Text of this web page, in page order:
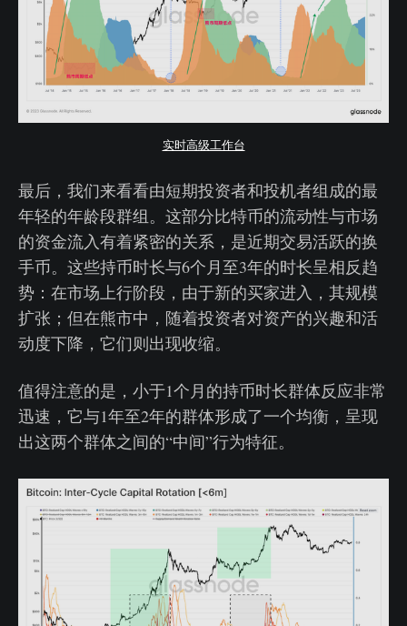
实时高级工作台
最后，我们来看看由短期投资者和投机者组成的最
年轻的年龄段群组。这部分比特币的流动性与市场
的资金流入有着紧密的关系，是近期交易活跃的换
手币。这些持币时长与6个月至3年的时长呈相反趋
势：在市场上行阶段，由于新的买家进入，其规模
扩张；但在熊市中，随着投资者对资产的兴趣和活
动度下降，它们则出现收缩。
值得注意的是，小于1个月的持币时长群体反应非常
迅速，它与1年至2年的群体形成了一个均衡，呈现
出这两个群体之间的“中间”行为特征。